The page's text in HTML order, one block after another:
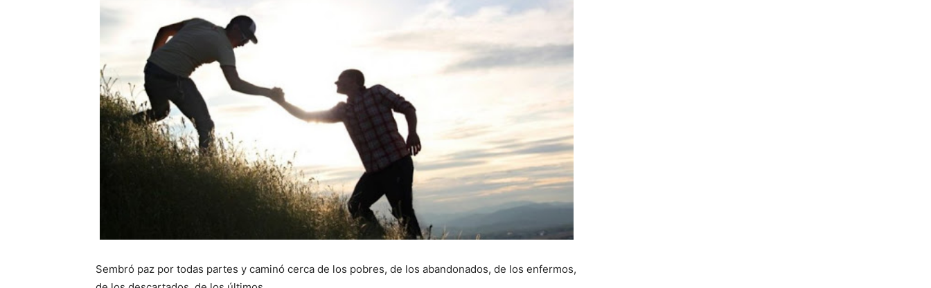
Sembró paz por todas partes y caminó cerca de los pobres, de los abandonados, de los enfermos,